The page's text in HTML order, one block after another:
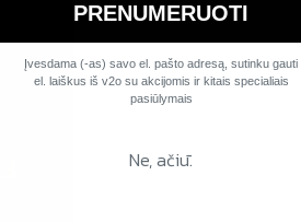
PRENUMERUOTI
Įvesdama (-as) savo el. pašto adresą, sutinku gauti
el. laiškus iš v2o su akcijomis ir kitais specialiais
pasiūlymais
Ne, ačiū.